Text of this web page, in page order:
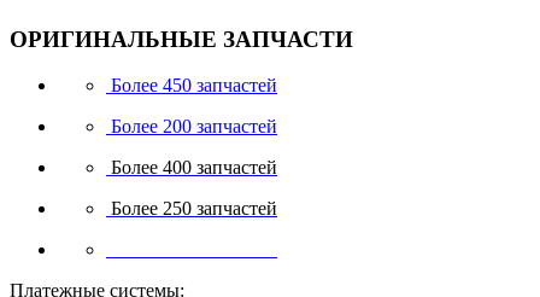
ОРИГИНАЛЬНЫЕ ЗАПЧАСТИ
Более 450 запчастей
Более 200 запчастей
Более 400 запчастей
Более 250 запчастей
Платежные системы: